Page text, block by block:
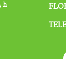
h